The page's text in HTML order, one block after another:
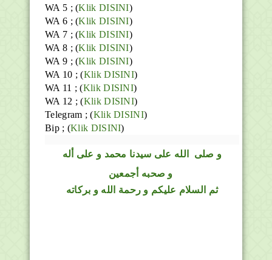
WA 5 ; (Klik DISINI)
WA 6 ; (Klik DISINI)
WA 7 ; (Klik DISINI)
WA 8 ; (Klik DISINI)
WA 9 ; (Klik DISINI)
WA 10 ; (Klik DISINI)
WA 11 ; (Klik DISINI)
WA 12 ; (Klik DISINI)
Telegram ;(Klik DISINI)
Bip ; (Klik DISINI)
و صلى الله على سيدنا محمد و على أله
و صحبه أجمعين
ثم السلام عليكم و رحمة الله و بركاته